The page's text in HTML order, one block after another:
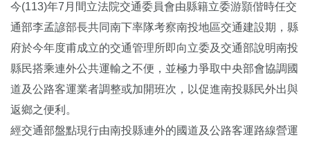
今(113)年7月間立法院交通委員會由縣籍立委游顥偕時任交
通部李孟諺部長共同南下率隊考察南投地區交通建設期，縣
府於今年度甫成立的交通管理所即向立委及交通部說明南投
縣民搭乘連外公共運輸之不便，並極力爭取中央部會協調國
道及公路客運業者調整或加開班次，以促進南投縣民外出與
返鄉之便利。
經交通部盤點現行由南投縣連外的國道及公路客運路線營運